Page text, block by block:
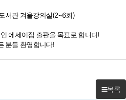
서관 겨울강의실(2~6회)
에세이집 출판을 목표로 합니다!
분들 환영합니다!
목록